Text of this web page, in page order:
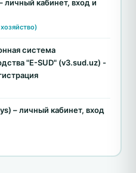
личный кабинет, вход и
система
"E-SUD" (v3.sud.uz) -
– личный кабинет, вход